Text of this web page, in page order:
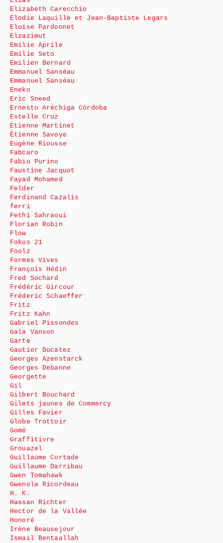
Elizabeth Carecchio
Elodie Laquille et Jean-Baptiste Legars
Eloïse Pardonnet
Elzazimut
Emilie Aprile
Emilie Seto
Emilien Bernard
Emmanuel Sanséau
Emmanuel Sanséau
Eneko
Eric Sneed
Ernesto Aréchiga Córdoba
Estelle Cruz
Etienne Martinet
Étienne Savoye
Eugène Riousse
Fabcaro
Fabio Purino
Faustine Jacquot
Fayad Mohamed
Felder
Ferdinand Cazalis
ferri
Fethi Sahraoui
Florian Robin
Flow
Fokus 21
Foolz
Formes Vives
François Hédin
Fred Sochard
Frédéric Gircour
Fréderic Schaeffer
Fritz
Fritz Kahn
Gabriel Pissondes
Gala Vanson
Garte
Gautier Ducatez
Georges Azenstarck
Georges Debanne
Georgette
Gil
Gilbert Bouchard
Gilets jaunes de Commercy
Gilles Favier
Globe Trottoir
Gomé
Graffitivre
Grouazel
Guillaume Cortade
Guillaume Darribau
Gwen Tomahawk
Gwenola Ricordeau
H. K.
Hassan Richter
Hector de la Vallée
Honoré
Irène Beausejour
Ismail Bentaallah